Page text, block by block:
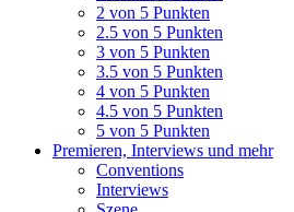
2 von 5 Punkten
2.5 von 5 Punkten
3 von 5 Punkten
3.5 von 5 Punkten
4 von 5 Punkten
4.5 von 5 Punkten
5 von 5 Punkten
Premieren, Interviews und mehr
Conventions
Interviews